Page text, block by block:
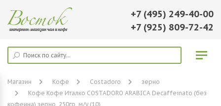
+7 (495) 249-40-00
+7 (925) 809-72-42
Магазин Кофе Costadoro
зерно
Кофе Кофе Италко COSTADORO ARABICA Decaffeinato (без
кофеина) зерно, 250гр, м/у (10)